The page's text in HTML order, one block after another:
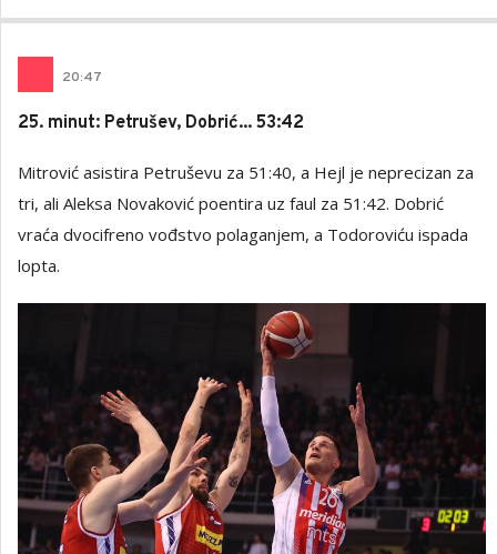
20:47
25. minut: Petrušev, Dobrić... 53:42
Mitrović asistira Petruševu za 51:40, a Hejl je neprecizan za
tri, ali Aleksa Novaković poentira uz faul za 51:42. Dobrić
vraća dvocifreno vođstvo polaganjem, a Todoroviću ispada
lopta.